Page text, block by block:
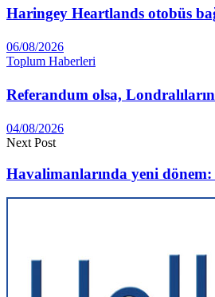
Haringey Heartlands otobüs
06/08/2026
Toplum Haberleri
Referandum olsa,
04/08/2026
Next Post
Havalimanlarında yeni dönem: